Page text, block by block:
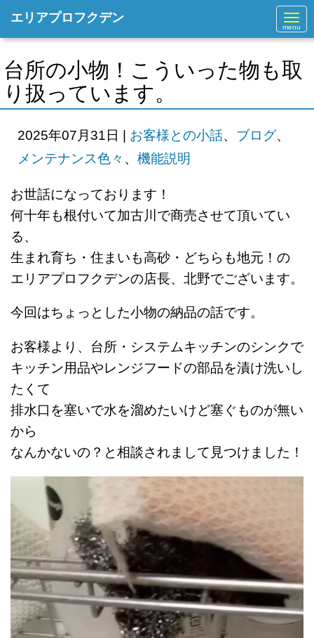
N
a
v
g
a
o
エリアプロフクデン
台所の小物！こういった物も取
り扱っています。
2025年07月31日 | お客様との小話、 ブログ、
メンテナンス色々 、 機能説明
お世話になっております！
何十年も根付いて加古川で商売させて頂いてい
る、
生まれ育ち・住まいも高砂・どちらも地元！の
エリアプロフクデンの店長、北野でございます。
今回はちょっとした小物の納品の話です。
お客様より、台所・システムキッチンのシンクで
キッチン用品やレンジフードの部品を漬け洗いし
たくて
排水口を塞いで水を溜めたいけど塞ぐものが無い
から
なんかないの？と相談されまして見つけました！